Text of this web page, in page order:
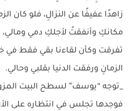
زاهدًا عفيفًا عن النزالِ، فلو كان
مكانكِ وأنفقتُ لأجلكِ دمي ومالي،
تفرقت وكأن لقاءنا بقي فقط في
الزمانِ ورفقت الدنيا بقلبي وحالي.
_توجه “يوسف” لسطح البيت
فوجدها تجلس في انتظاره على